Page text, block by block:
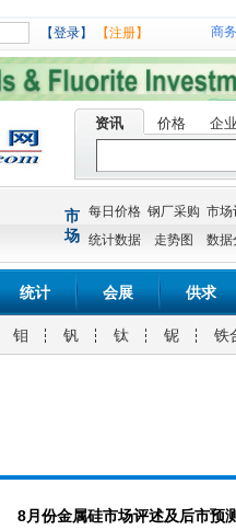
【登录】 【注册】 商
资讯 价格 企
市
场
每日价格 钢厂采购 市场
统计数据
走势图 数据
统计 会展 供求
钼 钒 钛 铌 铁
8月份金属硅市场评述及后市预